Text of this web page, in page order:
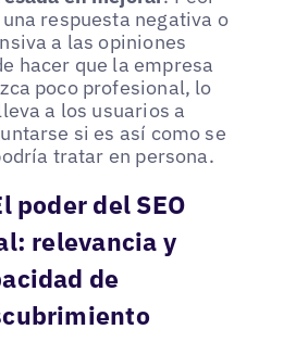
respuesta negativa o
a las opiniones
hacer que la empresa
poco profesional, lo
a los usuarios a
si es así como se
tratar en persona.
poder del SEO
relevancia y
de